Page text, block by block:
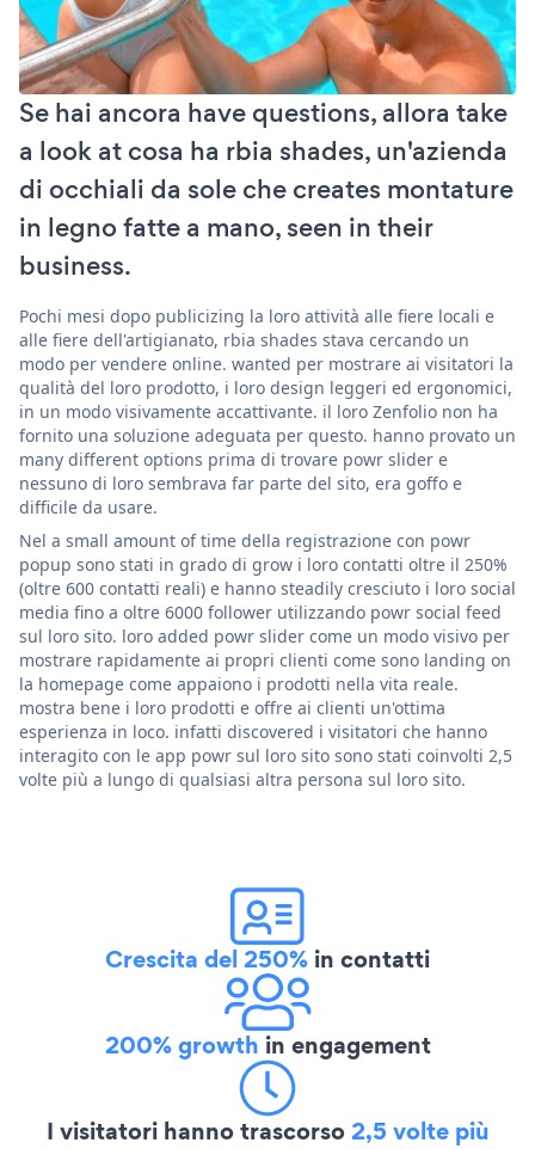
Se hai ancora have questions, allora take
a look at cosa ha rbia shades, un'azienda
di occhiali da sole che creates montature
in legno fatte a mano, seen in their
business.
Pochi mesi dopo publicizing la loro attività alle fiere locali e
alle fiere dell'artigianato, rbia shades stava cercando un
modo per vendere online. wanted per mostrare ai visitatori la
qualità del loro prodotto, i loro design leggeri ed ergonomici,
in un modo visivamente accattivante. il loro Zenfolio non ha
fornito una soluzione adeguata per questo. hanno provato un
many different options prima di trovare powr slider e
nessuno di loro sembrava far parte del sito, era goffo e
difficile da usare.
Nel a small amount of time della registrazione con powr
popup sono stati in grado di grow i loro contatti oltre il 250%
(oltre 600 contatti reali) e hanno steadily cresciuto i loro social
media fino a oltre 6000 follower utilizzando powr social feed
sul loro sito. loro added powr slider come un modo visivo per
mostrare rapidamente ai propri clienti come sono landing on
la homepage come appaiono i prodotti nella vita reale.
mostra bene i loro prodotti e offre ai clienti un'ottima
esperienza in loco. infatti discovered i visitatori che hanno
interagito con le app powr sul loro sito sono stati coinvolti 2,5
volte più a lungo di qualsiasi altra persona sul loro sito.
Crescita del 250% in contatti
200% growth in engagement
I visitatori hanno trascorso2,5 volte più